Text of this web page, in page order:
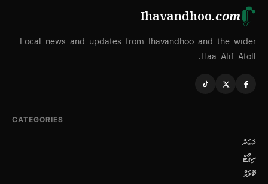
Ihavandhoo.com
Local news and updates from Ihavandhoo and the wider
Haa Alif Atoll.
CATEGORIES
ޚަބަރު
ރިޕޯޓް
ކޮލަމް